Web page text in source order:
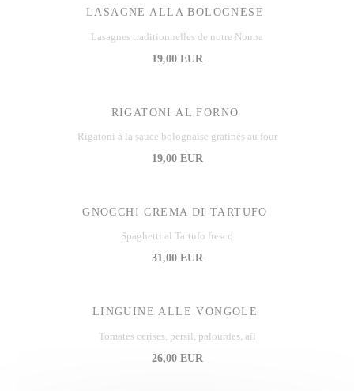
LASAGNE ALLA BOLOGNESE
Lasagnes traditionnelles de notre Nonna
19,00 EUR
RIGATONI AL FORNO
Rigatoni à la sauce bolognaise gratinés au four
19,00 EUR
GNOCCHI CREMA DI TARTUFO
Spaghetti al Tartufo fresco
31,00 EUR
LINGUINE ALLE VONGOLE
Tomates cerises, persil, palourdes, ail
26,00 EUR